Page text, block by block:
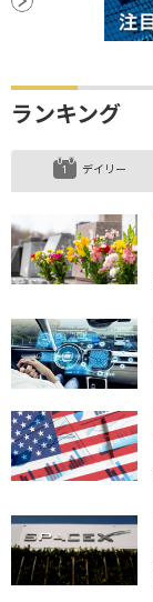
ランキング
デイリー